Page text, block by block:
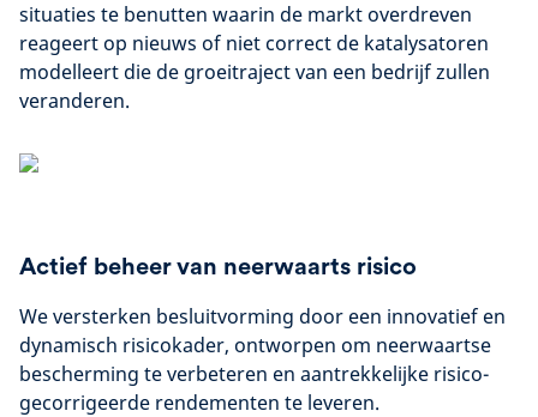
situaties te benutten waarin de markt overdreven
reageert op nieuws of niet correct de katalysatoren
modelleert die de groeitraject van een bedrijf zullen
veranderen.
Actief beheer van neerwaarts risico
We versterken besluitvorming door een innovatief en
dynamisch risicokader, ontworpen om neerwaartse
bescherming te verbeteren en aantrekkelijke risico-
gecorrigeerde rendementen te leveren.